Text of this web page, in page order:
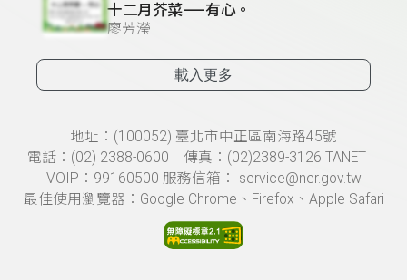
十二月芥菜——有心。
廖芳瀅
載入更多
頁尾資訊地址：(100052) 臺北市中正區南海路45號
電話：(02) 2388-0600 傳真：(02)2389-3126 TANET
VOIP：99160500 服務信箱： service@ner.gov.tw
最佳使用瀏覽器：Google Chrome、Firefox、Apple Safari